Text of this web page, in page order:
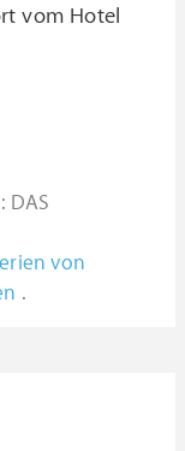
vom Hotel
: DAS
von
.